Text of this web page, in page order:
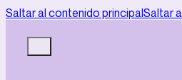
Saltar al contenido principalSaltar